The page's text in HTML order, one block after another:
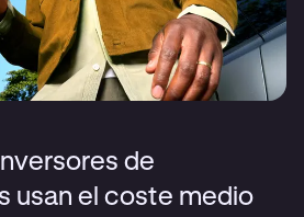
de
usan el coste medio